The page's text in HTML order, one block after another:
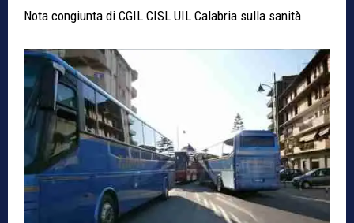
Nota congiunta di CGIL CISL UIL Calabria sulla sanità